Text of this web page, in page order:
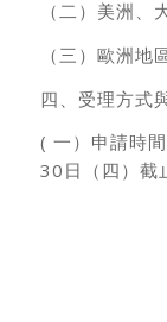
（二）美洲、
（三）歐洲地
四、受理方式
( 一）申請時
30日（四）截